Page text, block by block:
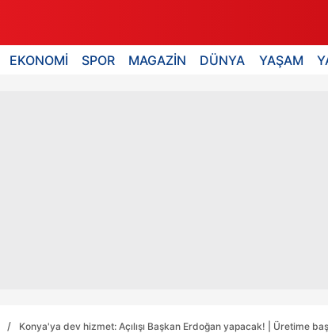
EKONOMİ SPOR MAGAZİN DÜNYA YAŞAM
Konya'ya dev hizmet: Açılışı Başkan Erdoğan yapacak! | Üretime